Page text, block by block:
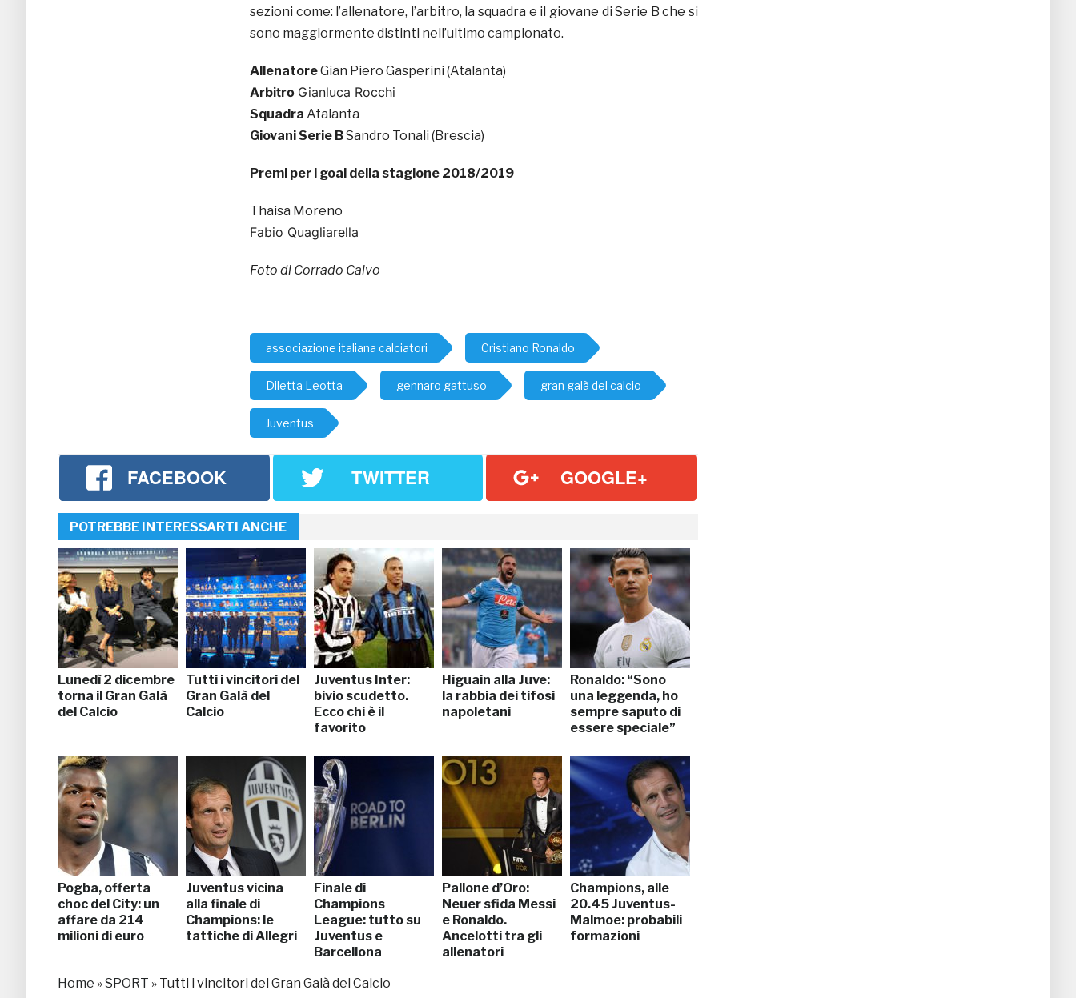
sezioni come: l’allenatore, l’arbitro, la squadra e il giovane di Serie B che si
sono maggiormente distinti nell’ultimo campionato.
AllenatoreGian Piero Gasperini (Atalanta)
Arbitro Gianluca Rocchi
Squadra Atalanta
Giovani Serie BSandro Tonali (Brescia)
Premi per i goal della stagione 2018/2019
Thaisa Moreno
Fabio Quagliarella
Foto di Corrado Calvo
associazione italiana calciatori Cristiano Ronaldo
Diletta Leotta gennaro gattuso gran galà del calcio
Juventus
FACEBOOK TWITTER GOOGLE+
POTREBBE INTERESSARTI ANCHE
Lunedì 2 dicembre
torna il Gran Galà
del Calcio
Tutti i vincitori del
Gran Galà del
Calcio
Juventus Inter:
bivio scudetto.
Ecco chi è il
favorito
Higuain alla Juve:
la rabbia dei tifosi
napoletani
Ronaldo: “Sono
una leggenda, ho
sempre saputo di
essere speciale”
Pogba, offerta
choc del City: un
affare da 214
milioni di euro
Juventus vicina
alla finale di
Champions: le
tattiche di Allegri
Finale di
Champions
League: tutto su
Juventus e
Barcellona
Pallone d’Oro:
Neuer sfida Messi
e Ronaldo.
Ancelotti tra gli
allenatori
Champions, alle
20.45 Juventus-
Malmoe: probabili
formazioni
Home »SPORT » Tutti i vincitori del Gran Galà del Calcio